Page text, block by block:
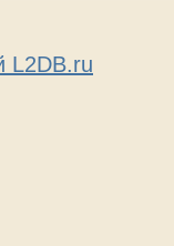
L2DB.ru